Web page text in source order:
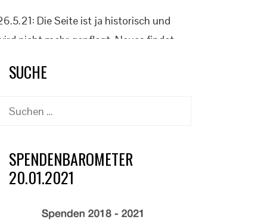
Die Seite ist ja historisch und
nicht mehr gepflegt. Neues findet
SUCHE
SPENDENBAROMETER
20.01.2021